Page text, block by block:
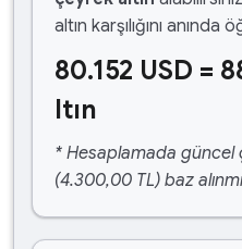
altın karşılığını anında
80.152 USD =
ltın
* Hesaplamada güncel
(4.300,00 TL) baz